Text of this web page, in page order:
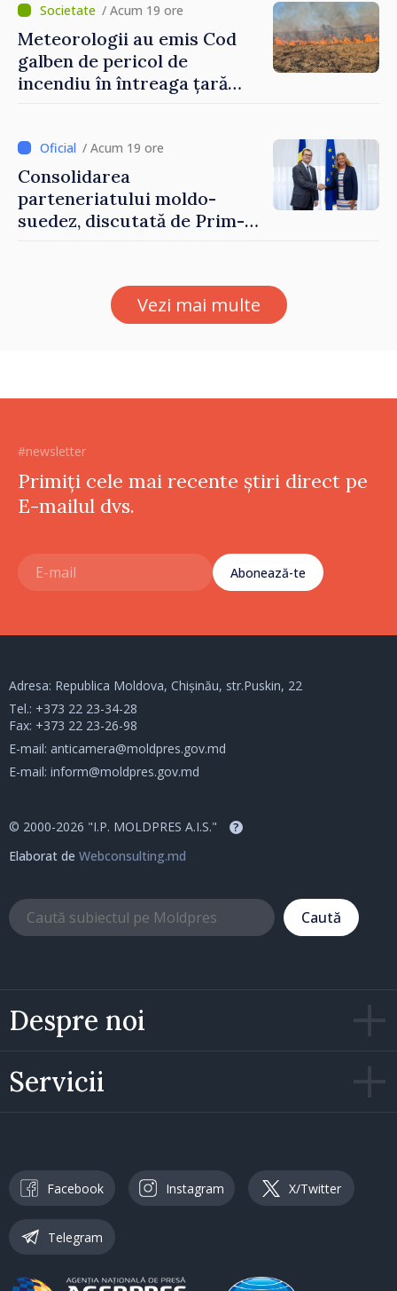
/ Acum 19 ore
Meteorologii au emis Cod
galben de pericol de
incendiu în întreaga țară
/ Acum 19 ore
Consolidarea
parteneriatului moldo-
suedez, discutată de Prim-
Petra Lärke
Vezi mai multe
#newsletter
Primiți cele mai recente știri direct pe
E-mailul dvs.
Abonează-te
Despre noi
Servicii
Adresa: Republica Moldova, Chișinău, str.Puskin, 22
Tel.: +373 22 23-34-28
Fax: +373 22 23-26-98
E-mail: anticamera@moldpres.gov.md
E-mail: inform@moldpres.gov.md
© 2000-2026 "I.P. MOLDPRES A.I.S." ?
Elaborat de Webconsulting.md
Caută
Facebook Instagram X/Twitter
Telegram